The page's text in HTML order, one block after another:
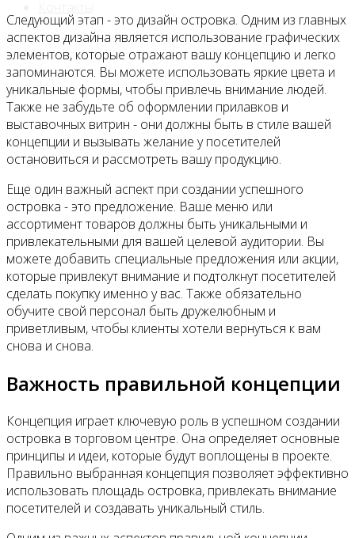
Следующий этап - это дизайн островка. Одним из главных
аспектов дизайна является использование графических
элементов, которые отражают вашу концепцию и легко
запоминаются. Вы можете использовать яркие цвета и
уникальные формы, чтобы привлечь внимание людей.
Также не забудьте об оформлении прилавков и
выставочных витрин - они должны быть в стиле вашей
концепции и вызывать желание у посетителей
остановиться и рассмотреть вашу продукцию.
Еще один важный аспект при создании успешного
островка - это предложение. Ваше меню или
ассортимент товаров должны быть уникальными и
привлекательными для вашей целевой аудитории. Вы
можете добавить специальные предложения или акции,
которые привлекут внимание и подтолкнут посетителей
сделать покупку именно у вас. Также обязательно
обучите свой персонал быть дружелюбным и
приветливым, чтобы клиенты хотели вернуться к вам
снова и снова.
Важность правильной концепции
Концепция играет ключевую роль в успешном создании
островка в торговом центре. Она определяет основные
принципы и идеи, которые будут воплощены в проекте.
Правильно выбранная концепция позволяет эффективно
использовать площадь островка, привлекать внимание
посетителей и создавать уникальный стиль.